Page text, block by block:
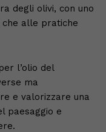
degli olivi, con uno
alle pratiche
l’olio del
ma
e valorizzare una
paesaggio e